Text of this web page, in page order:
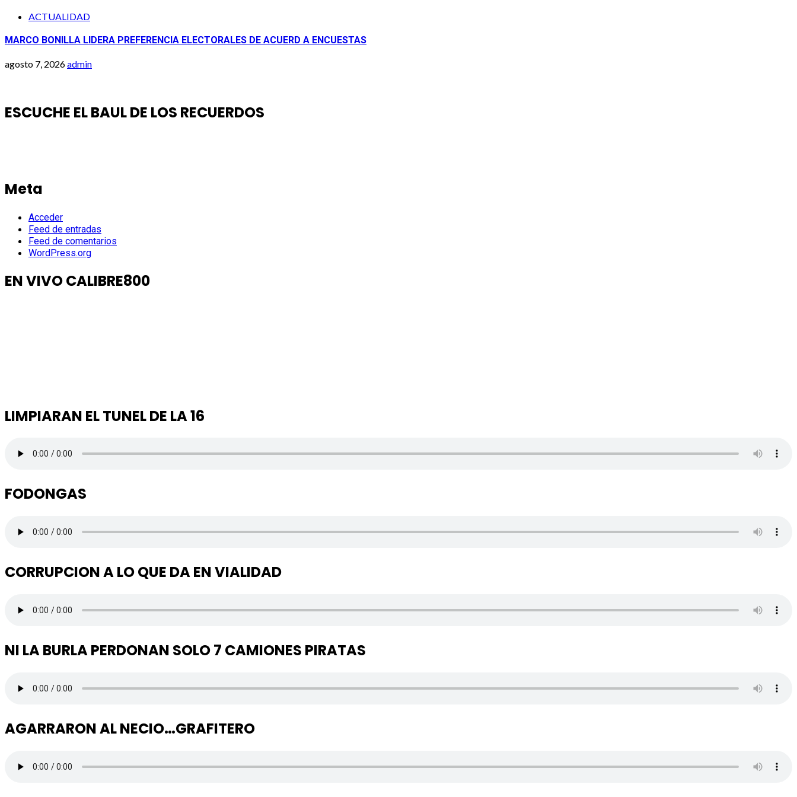
ACTUALIDAD
MARCO BONILLA LIDERA PREFERENCIA ELECTORALES DE ACUERD A ENCUESTAS
agosto 7, 2026admin
ESCUCHE EL BAUL DE LOS RECUERDOS
Meta
Acceder
Feed de entradas
Feed de comentarios
WordPress.org
EN VIVO CALIBRE800
LIMPIARAN EL TUNEL DE LA 16
FODONGAS
CORRUPCION A LO QUE DA EN VIALIDAD
NI LA BURLA PERDONAN SOLO 7 CAMIONES PIRATAS
AGARRARON AL NECIO…GRAFITERO